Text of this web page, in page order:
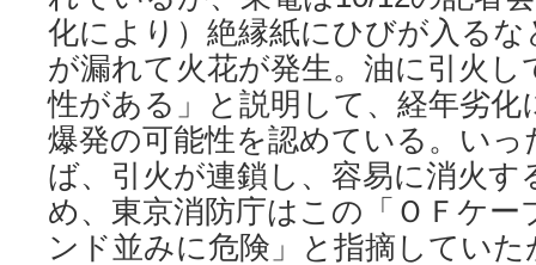
化により）絶縁紙にひびが入る
が漏れて火花が発生。油に引火し
性がある」と説明して、経年劣化
爆発の可能性を認めている。い
ば、引火が連鎖し、容易に消火
め、東京消防庁はこの「ＯＦケ
ンド並みに危険」と指摘してい